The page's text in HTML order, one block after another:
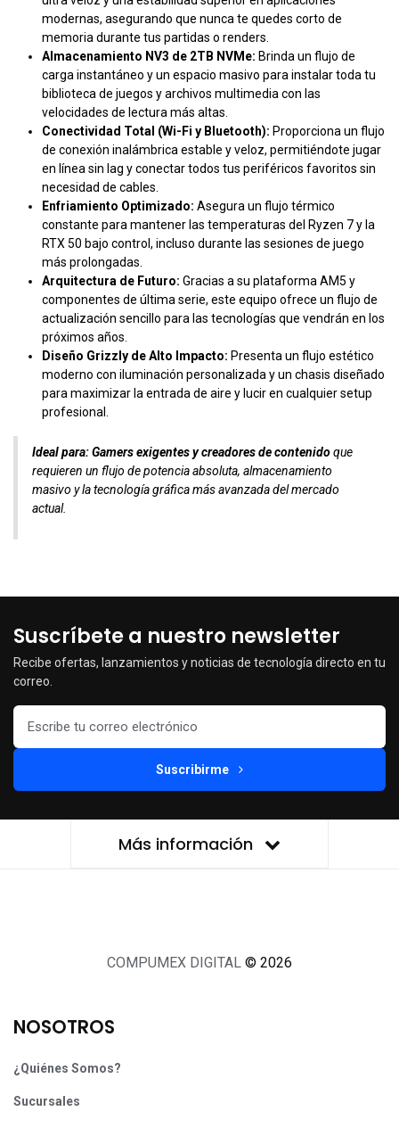
modernas, asegurando que nunca te quedes corto de
memoria durante tus partidas o renders.
Almacenamiento NV3 de 2TB NVMe: Brinda un flujo de
carga instantáneo y un espacio masivo para instalar toda tu
biblioteca de juegos y archivos multimedia con las
velocidades de lectura más altas.
Conectividad Total (Wi-Fi y Bluetooth): Proporciona un flujo
de conexión inalámbrica estable y veloz, permitiéndote jugar
en línea sin lag y conectar todos tus periféricos favoritos sin
necesidad de cables.
Enfriamiento Optimizado: Asegura un flujo térmico
constante para mantener las temperaturas del Ryzen 7 y la
RTX 50 bajo control, incluso durante las sesiones de juego
más prolongadas.
Arquitectura de Futuro: Gracias a su plataforma AM5 y
componentes de última serie, este equipo ofrece un flujo de
actualización sencillo para las tecnologías que vendrán en los
próximos años.
Diseño Grizzly de Alto Impacto: Presenta un flujo estético
moderno con iluminación personalizada y un chasis diseñado
para maximizar la entrada de aire y lucir en cualquier setup
profesional.
Ideal para:Gamers exigentes y creadores de contenidoque
requieren un flujo de potencia absoluta, almacenamiento
masivo y la tecnología gráfica más avanzada del mercado
actual.
Suscríbete a nuestro newsletter
Recibe ofertas, lanzamientos y noticias de tecnología directo en tu
correo.
Suscribirme
Más información
COMPUMEX DIGITAL © 2026
NOSOTROS
¿Quiénes Somos?
Sucursales